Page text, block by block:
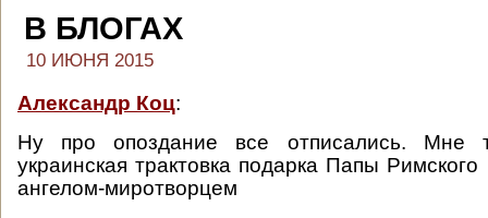
В БЛОГАХ
10 ИЮНЯ 2015
Александр Коц:
Ну про опоздание все отписались. Мне
украинская трактовка подарка Папы
ангелом-миротворцем